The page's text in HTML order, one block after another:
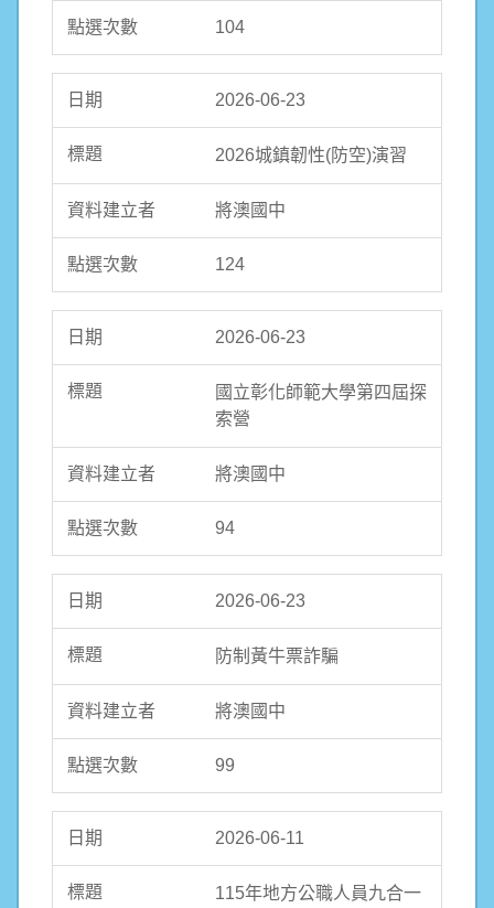
104
2026-06-23
2026城鎮韌性(防空)演習
將澳國中
124
2026-06-23
國立彰化師範大學第四屆探
索營
將澳國中
94
2026-06-23
防制黃牛票詐騙
將澳國中
99
2026-06-11
115年地方公職人員九合一